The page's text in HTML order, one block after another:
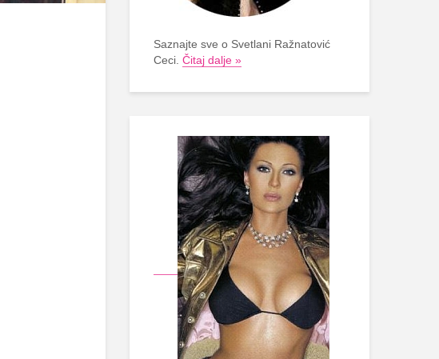
Saznajte sve o Svetlani Ražnatović
Ceci. Čitaj dalje »